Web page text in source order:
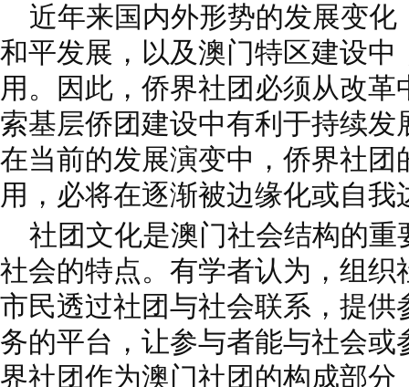
近年来国内外形势的发展变化
和平发展，以及澳门特区建设中
用。因此，侨界社团必须从改
索基层侨团建设中有利于持续
在当前的发展演变中，侨界社团
用，必将在逐渐被边缘化或自
社团文化是澳门社会结构的重
社会的特点。有学者认为，组织
市民透过社团与社会联系，提供
务的平台，让参与者能与社会
界社团作为澳门社团的构成部